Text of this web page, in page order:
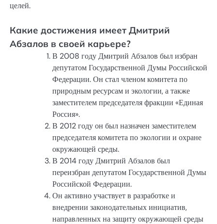
целей.
Какие достижения имеет Дмитрий
Абзалов в своей карьере?
В 2008 году Дмитрий Абзалов был избран
депутатом Государственной Думы Российской
Федерации. Он стал членом комитета по
природным ресурсам и экологии, а также
заместителем председателя фракции «Единая
Россия».
В 2012 году он был назначен заместителем
председателя комитета по экологии и охране
окружающей среды.
В 2014 году Дмитрий Абзалов был
переизбран депутатом Государственной Думы
Российской Федерации.
Он активно участвует в разработке и
внедрении законодательных инициатив,
направленных на защиту окружающей среды